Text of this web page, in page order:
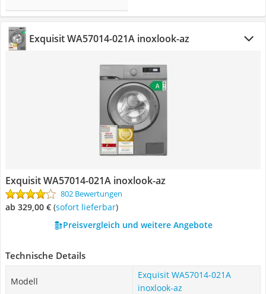
Exquisit WA57014-021A inoxlook-az
Exquisit WA57014-021A inoxlook-az
802 Bewertungen
ab 329,00 € ( Sofort lieferbar)
Preisvergleich und weitere Angebote
Technische Details
Modell
Exquisit WA57014-021A
inoxlook-az